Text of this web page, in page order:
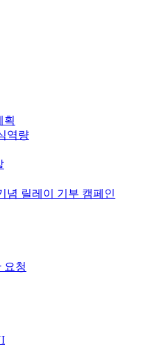
획
역량
념 릴레이 기부 캠페인
요청